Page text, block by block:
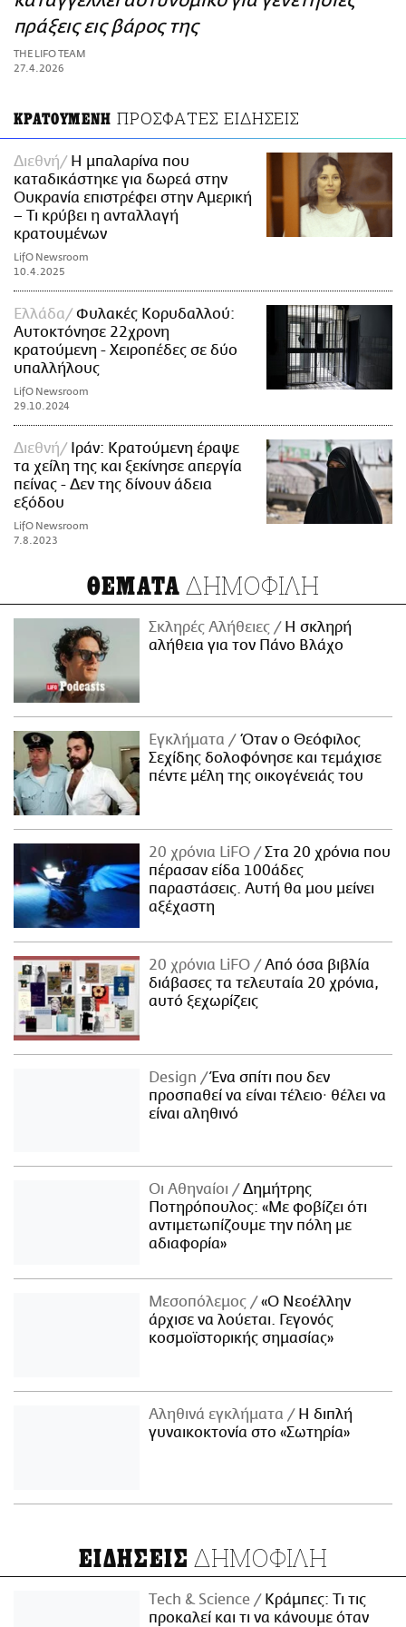
ΑΜΠΑ
PRINT
πράξεις εις βάρος της
THE LIFO TEAM
27.4.2026
ΚΡΑΤΟΥΜΕΝΗ ΠΡΟΣΦΑΤΕΣ ΕΙΔΗΣΕΙΣ
Διεθνή
Η μπαλαρίνα που
καταδικάστηκε για δωρεά στην
Ουκρανία επιστρέφει στην Αμερική
– Τι κρύβει η ανταλλαγή
κρατουμένων
LifO Newsroom
10.4.2025
Ελλάδα
Φυλακές Κορυδαλλού:
Αυτοκτόνησε 22χρονη
κρατούμενη - Χειροπέδες σε δύο
υπαλλήλους
LifO Newsroom
29.10.2024
Διεθνή
Ιράν: Κρατούμενη έραψε
τα χείλη της και ξεκίνησε απεργία
πείνας - Δεν της δίνουν άδεια
εξόδου
LifO Newsroom
7.8.2023
ΘΕΜΑΤΑ ΔΗΜΟΦΙΛΗ
Σκληρές Αλήθειες
H σκληρή
αλήθεια για τον Πάνο Βλάχο
Εγκλήματα
Όταν ο Θεόφιλος
Σεχίδης δολοφόνησε και τεμάχισε
πέντε μέλη της οικογένειάς του
20 χρόνια LiFO
Στα 20 χρόνια που
πέρασαν είδα 100άδες
παραστάσεις. Αυτή θα μου μείνει
αξέχαστη
20 χρόνια LiFO
Από όσα βιβλία
διάβασες τα τελευταία 20 χρόνια,
αυτό ξεχωρίζεις
Design
Ένα σπίτι που δεν
προσπαθεί να είναι τέλειο· θέλει να
είναι αληθινό
Οι Αθηναίοι
Δημήτρης
Ποτηρόπουλος: «Με φοβίζει ότι
αντιμετωπίζουμε την πόλη με
αδιαφορία»
Μεσοπόλεμος
«Ο Νεοέλλην
άρχισε να λούεται. Γεγονός
κοσμοϊστορικής σημασίας»
Αληθινά εγκλήματα
Η διπλή
γυναικοκτονία στο «Σωτηρία»
ΕΙΔΗΣΕΙΣ ΔΗΜΟΦΙΛΗ
Τech & Science
Κράμπες: Τι τις
προκαλεί και τι να κάνουμε όταν